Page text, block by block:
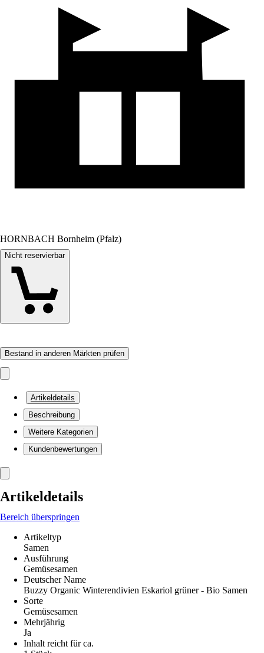
HORNBACH Bornheim (Pfalz)
Nicht reservierbar
Bestand in anderen Märkten prüfen
Artikeldetails
Beschreibung
Weitere Kategorien
Kundenbewertungen
Artikeldetails
Bereich überspringen
Artikeltyp
Samen
Ausführung
Gemüsesamen
Deutscher Name
Buzzy Organic Winterendivien Eskariol grüner - Bio Samen
Sorte
Gemüsesamen
Mehrjährig
Ja
Inhalt reicht für ca.